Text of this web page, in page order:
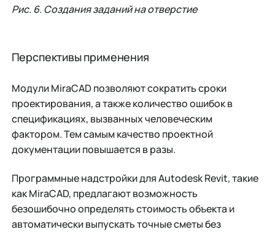
Рис. 6. Создания заданий на отверстие
Перспективы применения
Модули MiraCAD позволяют сократить сроки
проектирования, а также количество ошибок в
спецификациях, вызванных человеческим
фактором. Тем самым качество проектной
документации повышается в разы.
Программные надстройки для Autodesk Revit, такие
как MiraCAD, предлагают возможность
безошибочно определять стоимость объекта и
автоматически выпускать точные сметы без